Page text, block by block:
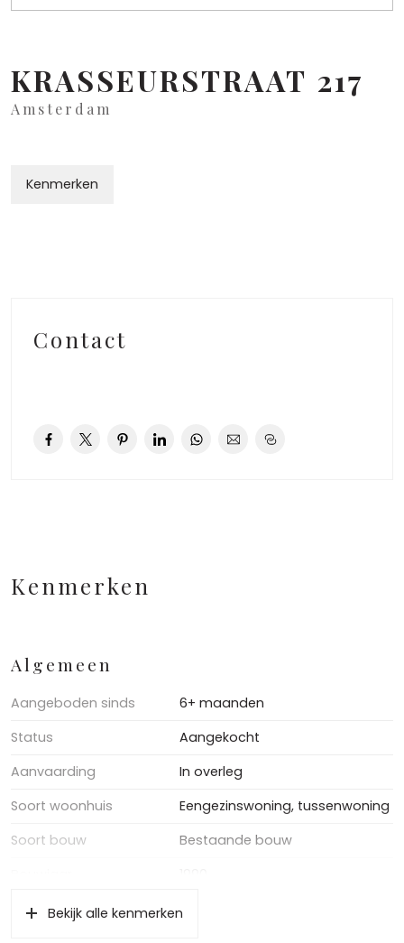
KRASSEURSTRAAT 217
Amsterdam
Kenmerken
Contact
Kenmerken
Algemeen
Aangeboden sinds
6+ maanden
Status
Aangekocht
Aanvaarding
In overleg
Soort woonhuis
Eengezinswoning, tussenwoning
Soort bouw
Bestaande bouw
Oppervlakten en inhoud
Bekijk alle kenmerken